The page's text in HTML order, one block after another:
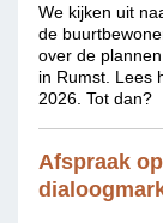
We kijken uit
de
over de
in Rumst. Lees
2026. Tot dan?
Afspraak